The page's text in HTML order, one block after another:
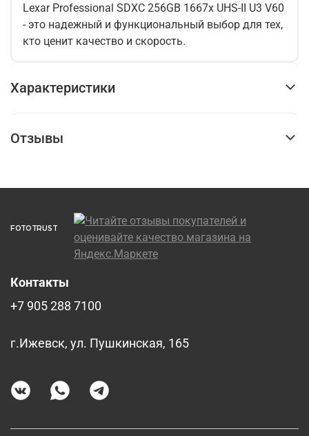
Lexar Professional SDXC 256GB 1667x UHS-II U3 V60
- это надежный и функциональный выбор для тех,
кто ценит качество и скорость.
Характеристики
Отзывы
FOTOTRUST
Контакты
+7 905 288 7100
г.Ижевск, ул. Пушкинская, 165